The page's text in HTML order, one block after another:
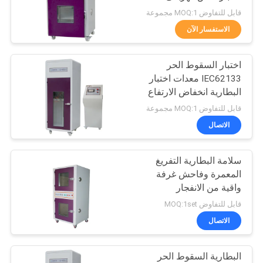
PRIVACY
POLICY
بيئيّ إختبار غرفة
80
الهاتف المحمول
معدات الاختبار
88
UN38.3 IEC 62133
قابل للتفاوض MOQ:1 مجموعة
الاستفسار الآن
اختبار السقوط الحر
IEC62133 معدات اختبار
البطارية انخفاض الارتفاع
300 ~ 1500 مم
قابل للتفاوض MOQ:1 مجموعة
الاتصال
سلامة البطارية التفريغ
المعمرة وفاحش غرفة
واقية من الانفجار
قابل للتفاوض MOQ:1set
الاتصال
البطارية السقوط الحر